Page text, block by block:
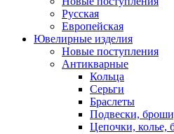
Русская
Европейская
Ювелирные изделия
Новые поступления
Антикварные
Кольца
Серьги
Браслеты
Подвески,
Цепочки, колье,